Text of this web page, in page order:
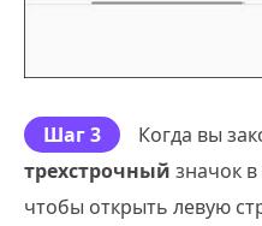
Шаг 3
Когда вы
трехстрочный значок
чтобы открыть левую